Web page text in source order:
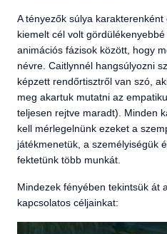
A tényezők súlya
kiemelt cél volt
animációs fázisok között, hogy
névre. Caitlynnél hangsúlyozni
képzett rendőrtisztről van szó,
meg akartuk mutatni az
teljesen rejtve maradt). Minden
kell mérlegelnünk ezeket a
játékmenetük, a személyiségük
fektetünk több munkát.
Mindezek fényében tekintsük át
kapcsolatos céljainkat: